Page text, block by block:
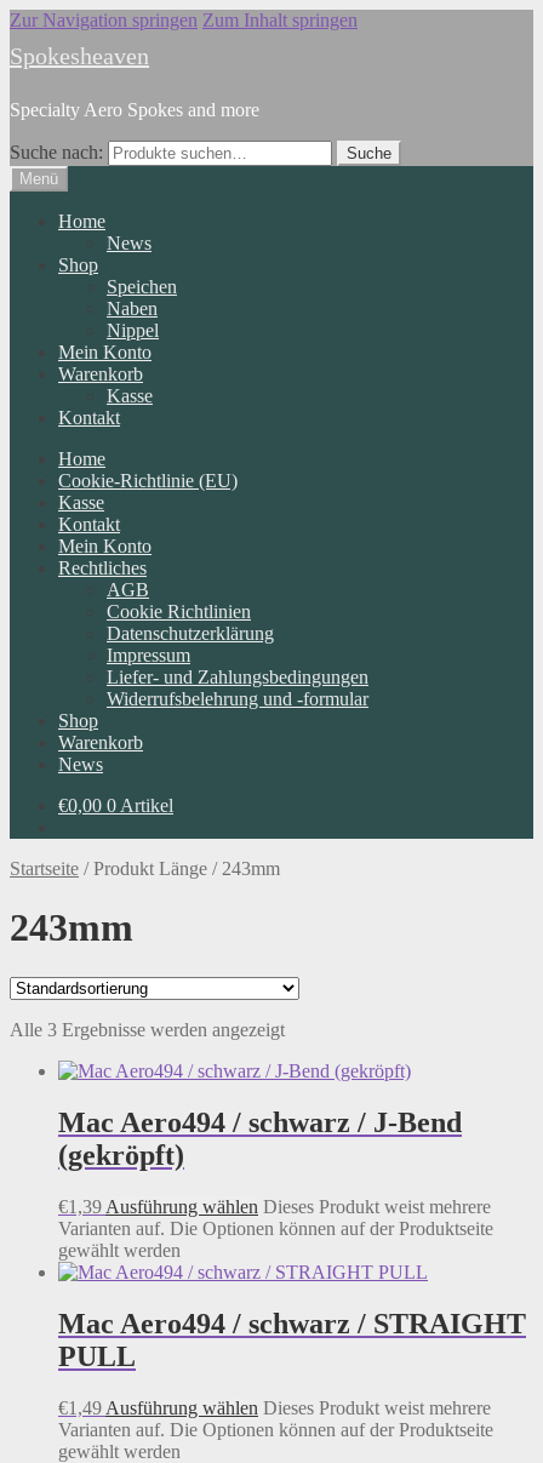
Zur Navigation springen Zum Inhalt springen
Spokesheaven
Specialty Aero Spokes and more
Suche nach:
Suche
Menü
Home
News
Shop
Speichen
Naben
Nippel
Mein Konto
Warenkorb
Kasse
Kontakt
Home
Cookie-Richtlinie (EU)
Kasse
Kontakt
Mein Konto
Rechtliches
AGB
Cookie Richtlinien
Datenschutzerklärung
Impressum
Liefer- und Zahlungsbedingungen
Widerrufsbelehrung und -formular
Shop
Warenkorb
News
€0,00 0 Artikel
Startseite /Produkt Länge / 243mm
243mm
Alle 3 Ergebnisse werden angezeigt
Mac Aero494 / schwarz / J-Bend
(gekröpft)
€1,39 Ausführung wählen Dieses Produkt weist mehrere
Varianten auf. Die Optionen können auf der Produktseite
gewählt werden
Mac Aero494 / schwarz / STRAIGHT
PULL
€1,49 Ausführung wählen Dieses Produkt weist mehrere
Varianten auf. Die Optionen können auf der Produktseite
gewählt werden